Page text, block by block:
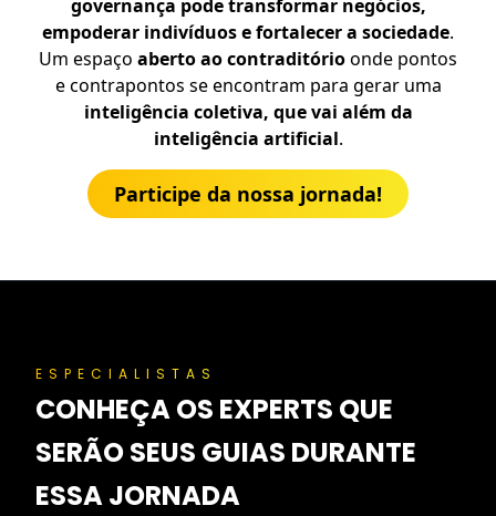
governança pode transformar negócios,
empoderar indivíduos e fortalecer a sociedade.
Um espaço aberto ao contraditórioonde pontos
e contrapontos se encontram para gerar uma
inteligência coletiva, que vai além da
inteligência artificial.
Participe da nossa jornada!
ESPECIALISTAS
CONHEÇA OS EXPERTS QUE
SERÃOSEUS GUIAS DURANTE
ESSA JORNADA